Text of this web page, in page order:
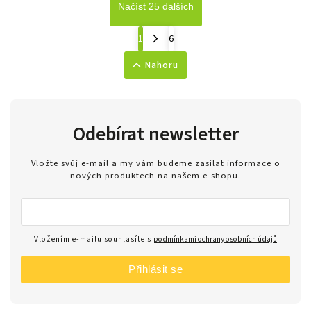
Načíst 25 dalších
1
6
Nahoru
Odebírat newsletter
Vložte svůj e-mail a my vám budeme zasílat informace o
nových produktech na našem e-shopu.
Vložením e-mailu souhlasíte s podmínkami ochrany osobních údajů
Přihlásit se